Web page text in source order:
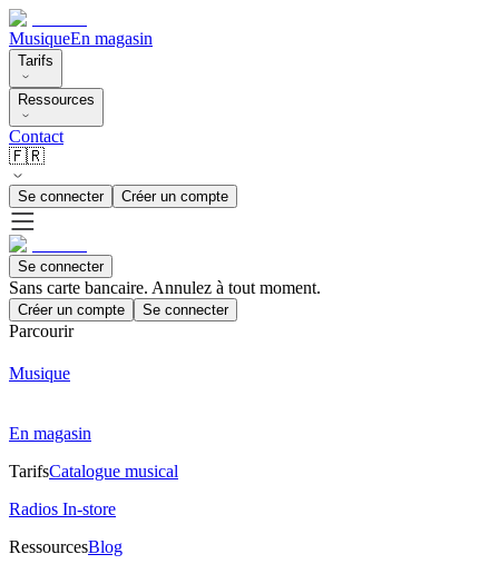
MusiqueEn magasin
Tarifs
Ressources
Contact
🇫🇷
Se connecter Créer un compte
Se connecter
Sans carte bancaire. Annulez à tout moment.
Créer un compte Se connecter
Parcourir
Musique
En magasin
TarifsCatalogue musical
Radios In-store
RessourcesBlog